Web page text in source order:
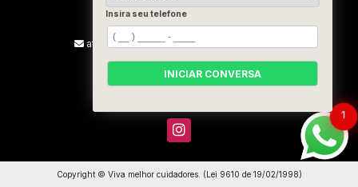
(11) 99715-3131
(13) 9887-2187
atendimento@vivamelhorcuidadores.com
SIGA-NOS!
Copyright © Viva melhor cuidadores. (Lei 9610 de 19/02/1998)
1
Insira seu telefone
INICIAR CONVERSA